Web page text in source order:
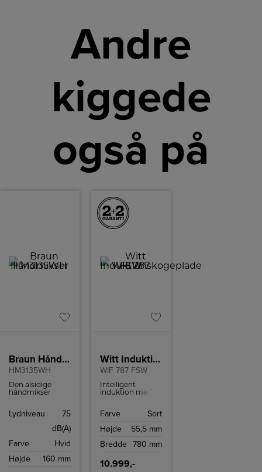
Andre
kiggede
også på
Braun Håndmikser
HM3135WH
Den alsidige
håndmikser
komfort og
at bage.
Lydniveau
75
dB(A)
Farve
Hvid
Højde
160 mm
Witt Induktionskogeplade
WIF 787 FSW
Intelligent
induktion med
78 cm bred,
glaskant og hvidt
Farve
Sort
Højde
55,5 mm
Bredde
780 mm
10.999,-